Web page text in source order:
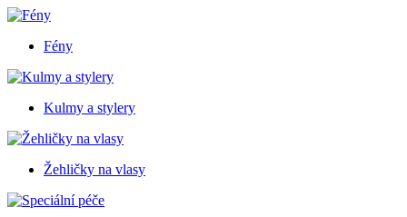
Fény
Kulmy a stylery
Žehličky na vlasy